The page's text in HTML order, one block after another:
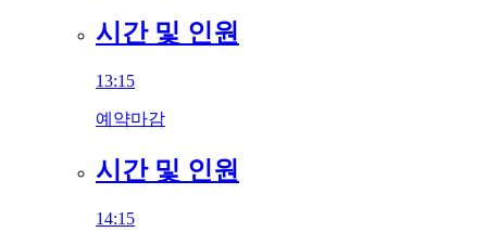
시간 및 인원
13:15
예약마감
시간 및 인원
14:15